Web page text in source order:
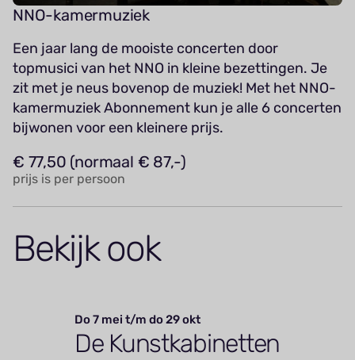
NNO-kamermuziek
Een jaar lang de mooiste concerten door
topmusici van het NNO in kleine bezettingen. Je
zit met je neus bovenop de muziek! Met het NNO-
kamermuziek Abonnement kun je alle 6 concerten
bijwonen voor een kleinere prijs.
€ 77,50 (normaal € 87,-)
prijs is per persoon
Bekijk ook
Do 7 mei t/m do 29 okt
De Kunstkabinetten